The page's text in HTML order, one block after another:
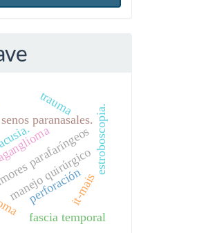
parafaríngeos
manejo quirúrgico
senos paranasales.
perforación
trauma
fascia temporal
estroboscopia.
it-mais